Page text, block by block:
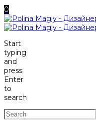
0
Start
typing
and
press
Enter
to
search